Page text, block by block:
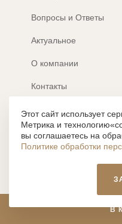
В
Вопросы и Ответы
Актуальное
О компании
Контакты
Электронные каталоги
Все содержание,
https://clever-style.ru,
графикой, фотографиями,
объектами авторского
письменного разрешения
влечет наложение
законодательством РФ.
Этот сайт использует
Метрика и
вы соглашаетесь на
Политике обработки